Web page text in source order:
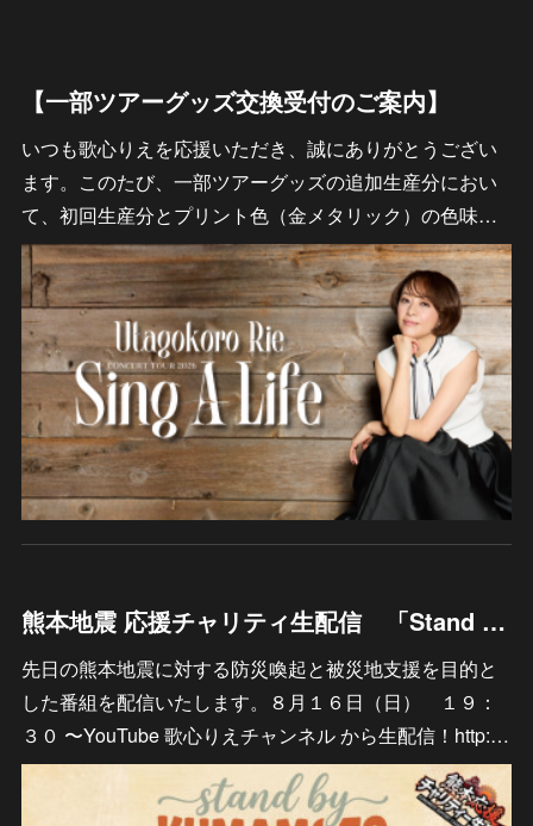
【一部ツアーグッズ交換受付のご案内】
いつも歌心りえを応援いただき、誠にありがとうござい
ます。このたび、一部ツアーグッズの追加生産分におい
て、初回生産分とプリント色（金メタリック）の色味…
熊本地震 応援チャリティ生配信 「Stand By KUMAMOTO」
先日の熊本地震に対する防災喚起と被災地支援を目的と
した番組を配信いたします。８月１６日（日） １９：
３０ 〜YouTube 歌心りえチャンネル から生配信！http:…